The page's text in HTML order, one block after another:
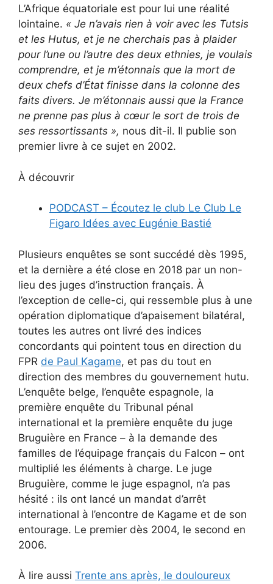
L’Afrique équatoriale est pour lui une réalité
lointaine. « Je n’avais rien à voir avec les Tutsis
et les Hutus, et je ne cherchais pas à plaider
pour l’une ou l’autre des deux ethnies, je voulais
comprendre, et je m’étonnais que la mort de
deux chefs d’État finisse dans la colonne des
faits divers. Je m’étonnais aussi que la France
ne prenne pas plus à cœur le sort de trois de
ses ressortissants », nous dit-il. Il publie son
premier livre à ce sujet en 2002.
À découvrir
PODCAST – Écoutez le club Le Club Le
Figaro Idées avec Eugénie Bastié
Plusieurs enquêtes se sont succédé dès 1995,
et la dernière a été close en 2018 par un non-
lieu des juges d’instruction français. À
l’exception de celle-ci, qui ressemble plus à une
opération diplomatique d’apaisement bilatéral,
toutes les autres ont livré des indices
concordants qui pointent tous en direction du
FPR de Paul Kagame, et pas du tout en
direction des membres du gouvernement hutu.
L’enquête belge, l’enquête espagnole, la
première enquête du Tribunal pénal
international et la première enquête du juge
Bruguière en France – à la demande des
familles de l’équipage français du Falcon – ont
multiplié les éléments à charge. Le juge
Bruguière, comme le juge espagnol, n’a pas
hésité : ils ont lancé un mandat d’arrêt
international à l’encontre de Kagame et de son
entourage. Le premier dès 2004, le second en
2006.
À lire aussi Trente ans après, le douloureux